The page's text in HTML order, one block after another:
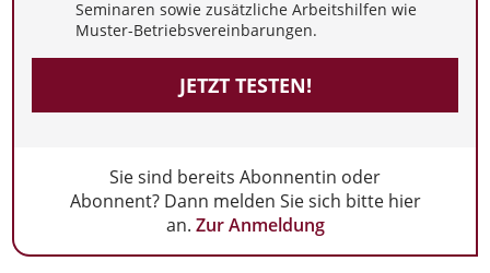
Seminaren sowie zusätzliche Arbeitshilfen wie
Muster-Betriebsvereinbarungen.
JETZT TESTEN!
Sie sind bereits Abonnentin oder
Abonnent? Dann melden Sie sich bitte hier
an. Zur Anmeldung